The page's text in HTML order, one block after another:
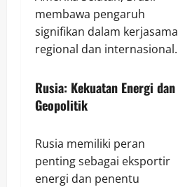
membawa pengaruh
signifikan dalam kerjasama
regional dan internasional.
Rusia: Kekuatan Energi dan
Geopolitik
Rusia memiliki peran
penting sebagai eksportir
energi dan penentu